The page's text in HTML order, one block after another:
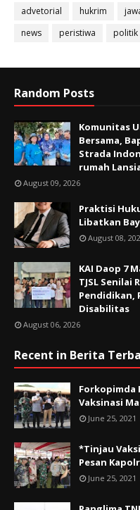
advetorial hukrim
news
peristiwa politik
Random Posts
Komunitas
Bersama,
Strada
rumah
August 09, 2026
Praktisi
Libatkan
August 08,
KAI Daop 7
TJSL
Pendidikan,
Disabilitas
August 06, 2026
Recent in Berita
Forkopimda
Vaksinasi
June 25, 2021
*Tinjau
Pesan
June 25, 2021